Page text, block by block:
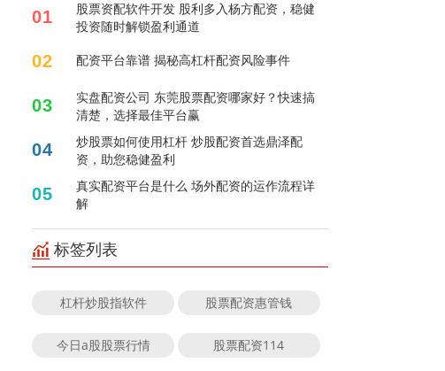
01
股票资配软件开发 股利多入杨方配资，稳健
投资随时解锁盈利通道
02 配资平台靠谱 揭秘高杠杆配资风险事件
03
实盘配资公司 东莞股票配资哪家好？快速搞
清楚，选择最佳平台赢
04
炒股票如何使用杠杆 炒股配资首选鼎泽配
资，助您稳健盈利
05
真实配资平台是什么 场外配资的运作流程详
解
标签列表
杠杆炒股指软件 股票配资惠管钱
今日a股股票行情 股票配资114